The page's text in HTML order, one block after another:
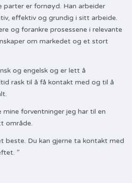
parter er fornøyd. Han arbeider
effektiv og grundig i sitt arbeide.
og forankre prosessene i relevante
om markedet og et stort
og engelsk og er lett å
rask til å få kontakt med og til å
mine forventninger jeg har til en
område.
beste. Du kan gjerne ta kontakt med
”